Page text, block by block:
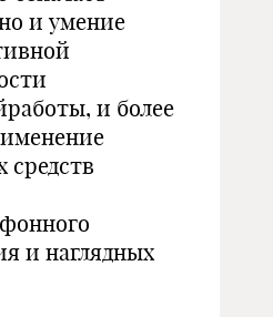
и умение
и более
средств
и наглядных